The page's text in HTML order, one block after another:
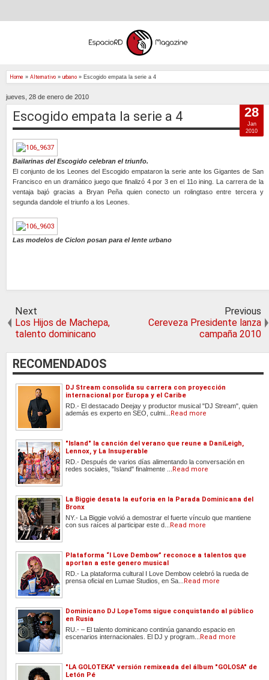
Home » Alternativo » urbano » Escogido empata la serie a 4
jueves, 28 de enero de 2010
Escogido empata la serie a 4
Bailarinas del Escogido celebran el triunfo.
El conjunto de los Leones del Escogido empataron la serie ante los Gigantes de San
Francisco en un dramático juego que finalizó 4 por 3 en el 11o ining. La carrera de la
ventaja bajó gracias a Bryan Peña quien conecto un rolingtaso entre tercera y
segunda dandole el triunfo a los Leones.
Las modelos de Ciclon posan para el lente urbano
28
Jan
2010
Next
Los Hijos de Machepa,
talento dominicano
Previous
Cereveza Presidente lanza
campaña 2010
RECOMENDADOS
DJ Stream consolida su carrera con proyección
internacional por Europa y el Caribe
RD.- El destacado Deejay y productor musical "DJ Stream", quien
además es experto en SEO, culmi...
Read more
"Island" la canción del verano que reune a DaniLeigh,
Lennox, y La Insuperable
RD.- Después de varios días alimentando la conversación en
redes sociales, "Island" finalmente ...
Read more
La Biggie desata la euforia en la Parada Dominicana del
Bronx
NY.- La Biggie volvió a demostrar el fuerte vínculo que mantiene
con sus raíces al participar este d...
Read more
Plataforma “I Love Dembow” reconoce a talentos que
aportan a este genero musical
RD.- La plataforma cultural I Love Dembow celebró la rueda de
prensa oficial en Lumae Studios, en Sa...
Read more
Dominicano DJ LopeToms sigue conquistando al público
en Rusia
RU.- – El talento dominicano continúa ganando espacio en
escenarios internacionales. El DJ y program...
Read more
"LA GOLOTEKA" versión remixeada del álbum "GOLOSA" de
Letón Pé